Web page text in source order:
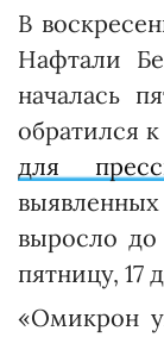
В
Нафтали
началась
обратился
для
выросло
пятницу, 17
«Омикрон